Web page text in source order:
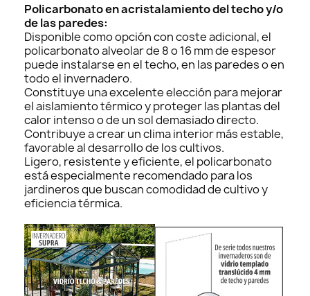
Policarbonato en acristalamiento del techo y/o
de las paredes:
Disponible como opción con coste adicional, el
policarbonato alveolar de 8 o 16 mm de espesor
puede instalarse en el techo, en las paredes o en
todo el invernadero.
Constituye una excelente elección para mejorar
el aislamiento térmico y proteger las plantas del
calor intenso o de un sol demasiado directo.
Contribuye a crear un clima interior más estable,
favorable al desarrollo de los cultivos.
Ligero, resistente y eficiente, el policarbonato
está especialmente recomendado para los
jardineros que buscan comodidad de cultivo y
eficiencia térmica.